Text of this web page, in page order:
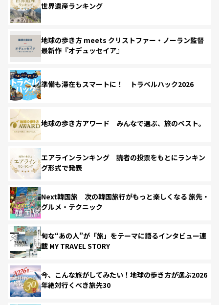
世界遺産ランキング
地球の歩き方 meets クリストファー・ノーラン監督
最新作『オデュッセイア』
準備も滞在もスマートに！ トラベルハック2026
地球の歩き方アワード みんなで選ぶ、旅のベスト。
エアラインランキング 読者の投票をもとにランキン
グ形式で発表
Next韓国旅 次の韓国旅行がもっと楽しくなる 旅先・
グルメ・テクニック
旬な“あの人”が「旅」をテーマに語るインタビュー連
載 MY TRAVEL STORY
今、こんな旅がしてみたい！地球の歩き方が選ぶ2026
年絶対行くべき旅先30